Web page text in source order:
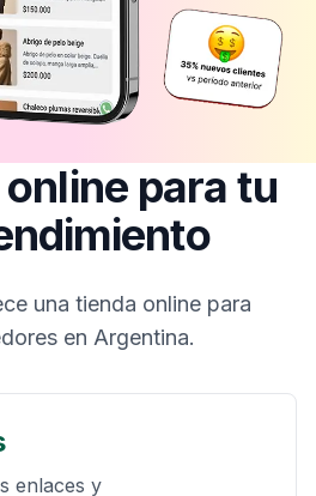
para tu
una tienda online para
en Argentina.
enlaces y